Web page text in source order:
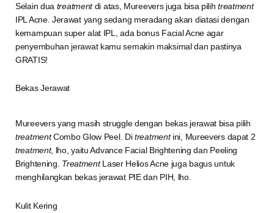
Selain dua treatmentdi atas, Mureevers juga bisa pilihtreatment
IPL Acne. Jerawat yang sedang meradang akan diatasi dengan
kemampuan super alat IPL, ada bonus Facial Acne agar
penyembuhan jerawat kamu semakin maksimal dan pastinya
GRATIS!
Bekas Jerawat
Mureevers yang masih struggle dengan bekas jerawat bisa pilih
treatmentCombo Glow Peel. Ditreatmentini, Mureevers dapat 2
treatment, lho, yaitu Advance Facial Brightening dan Peeling
Brightening. TreatmentLaser Helios Acne juga bagus untuk
menghilangkan bekas jerawat PIE dan PIH, lho.
Kulit Kering